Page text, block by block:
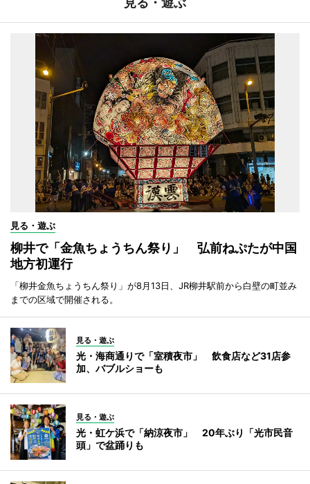
見る・遊ぶ
柳井で「金魚ちょうちん祭り」 弘前ねぷたが中国
地方初運行
「柳井金魚ちょうちん祭り」が8月13日、JR柳井駅前から白壁の町並み
までの区域で開催される。
見る・遊ぶ
光・海商通りで「室積夜市」 飲食店など31店参
加、バブルショーも
見る・遊ぶ
光・虹ケ浜で「納涼夜市」 20年ぶり「光市民音
頭」で盆踊りも